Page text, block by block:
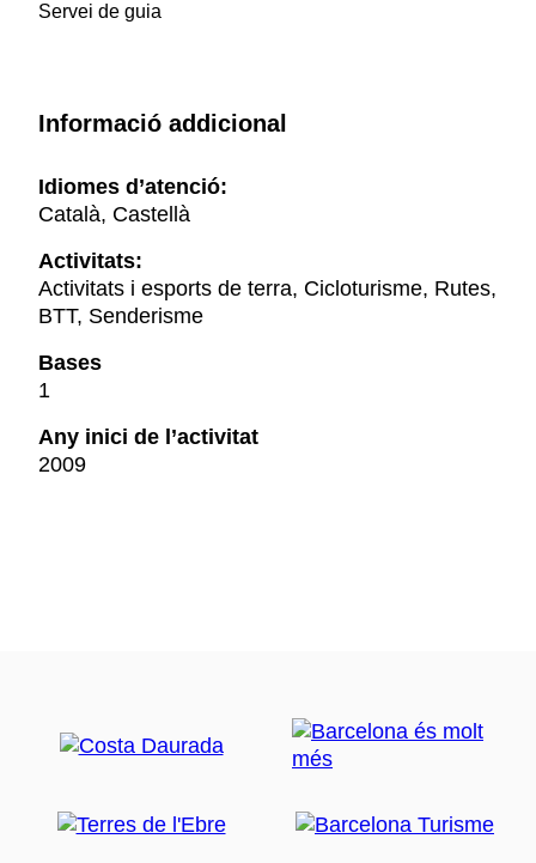
Servei de guia
Informació addicional
Idiomes d’atenció:
Català, Castellà
Activitats:
Activitats i esports de terra, Cicloturisme, Rutes,
BTT, Senderisme
Bases
1
Any inici de l’activitat
2009